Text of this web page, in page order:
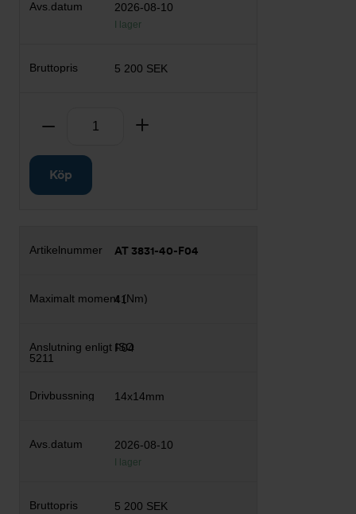
2026-08-10
I lager
5 200 SEK
Ta bort
Köp
AT 3831-40-F04
41
F04
14x14mm
2026-08-10
I lager
5 200 SEK